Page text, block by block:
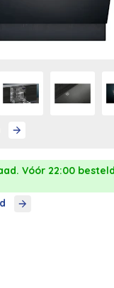
Vóór 22:00